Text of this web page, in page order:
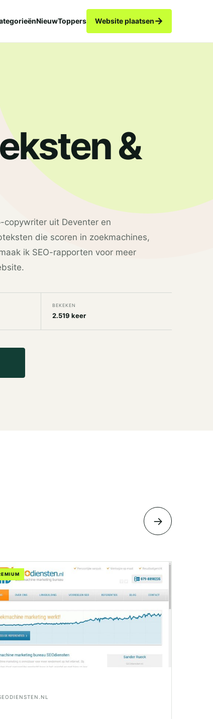
NieuwToppers Website plaatsen→
&
copywriter uit Deventer en
die scoren in zoekmachines,
ik SEO-rapporten voor meer
BEKEKEN
2.519 keer
→